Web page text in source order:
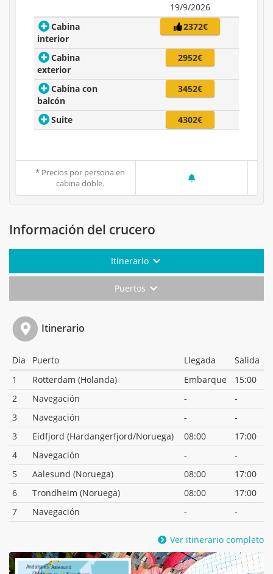
19/9/2026
Cabina
interior
2372€
Cabina
exterior
2952€
Cabina con
balcón
3452€
Suite 4302€
* Precios por persona en
cabina doble.
Información del crucero
Itinerario
Puertos
Itinerario
Día Puerto Llegada
Salida
1
Rotterdam (Holanda) Embarque
15:00
2
Navegación -
-
3
Navegación -
-
3
Eidfjord (Hardangerfjord/Noruega) 08:00
17:00
4
Navegación -
-
5
Aalesund (Noruega) 08:00
17:00
6
Trondheim (Noruega) 08:00
17:00
7
Navegación - -
Ver itinerario completo